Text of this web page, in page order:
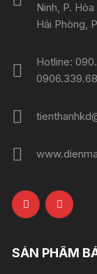
Ninh, P.
Hải Phòng,
Hotline:
SẢN PHẨM